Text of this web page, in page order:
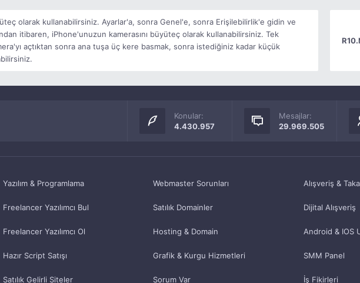
olarak kullanabilirsiniz. Ayarlar'a, sonra Genel'e, sonra Erişilebilirlik'e gidin ve
itibaren, iPhone'unuzun kamerasını büyüteç olarak kullanabilirsiniz. Tek
açtıktan sonra ana tuşa üç kere basmak, sonra istediğiniz kadar küçük
Konular:
4.430.957
Mesajlar:
29.969.505
Yazılım & Programlama
Freelancer Yazılımcı Bul
Freelancer Yazılımcı Ol
Hazır Script Satışı
Satılık Gelirli Siteler
Webmaster Sorunları
Satılık Domainler
Hosting & Domain
Grafik & Kurgu Hizmetleri
Sorum Var
Alışveriş &
Dijital Alışveriş
Android & IOS
SMM Panel
İş Fikirleri